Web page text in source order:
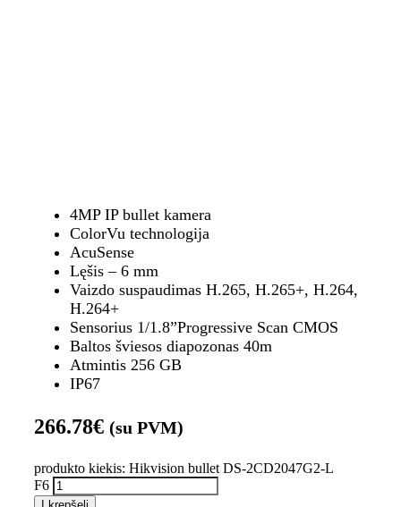
4MP IP bullet kamera
ColorVu technologija
AcuSense
Lęšis – 6 mm
Vaizdo suspaudimas H.265, H.265+, H.264,
H.264+
Sensorius 1/1.8”Progressive Scan CMOS
Baltos šviesos diapozonas 40m
Atmintis 256 GB
IP67
266.78€ (su PVM)
produkto kiekis: Hikvision bullet DS-2CD2047G2-L
F6